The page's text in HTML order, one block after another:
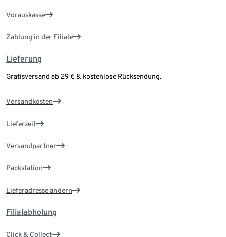
Vorauskasse
Zahlung in der Filiale
Lieferung
Gratisversand ab 29 € & kostenlose Rücksendung.
Versandkosten
Lieferzeit
Versandpartner
Packstation
Lieferadresse ändern
Filialabholung
Click & Collect